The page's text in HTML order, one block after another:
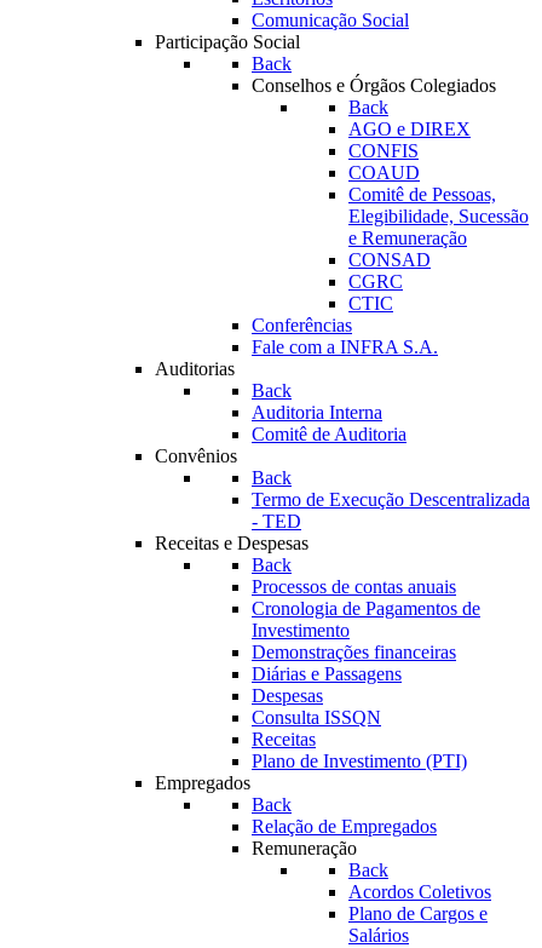
Comunicação Social
Participação Social
Back
Conselhos e Órgãos Colegiados
Back
AGO e DIREX
CONFIS
COAUD
Comitê de Pessoas,
Elegibilidade, Sucessão
e Remuneração
CONSAD
CGRC
CTIC
Conferências
Fale com a INFRA S.A.
Auditorias
Back
Auditoria Interna
Comitê de Auditoria
Convênios
Back
Termo de Execução Descentralizada
- TED
Receitas e Despesas
Back
Processos de contas anuais
Cronologia de Pagamentos de
Investimento
Demonstrações financeiras
Diárias e Passagens
Despesas
Consulta ISSQN
Receitas
Plano de Investimento (PTI)
Empregados
Back
Relação de Empregados
Remuneração
Back
Acordos Coletivos
Plano de Cargos e
Salários